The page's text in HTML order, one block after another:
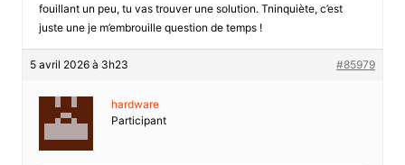
fouillant un peu, tu vas trouver une solution. Tninquiète, c’est
juste une je m’embrouille question de temps !
5 avril 2026 à 3h23 #85979
hardware
Participant